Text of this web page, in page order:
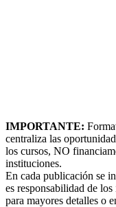
IMPORTANTE:
centraliza las
los cursos, NO
instituciones.
En cada publicación se
es responsabilidad de
para mayores detalles o